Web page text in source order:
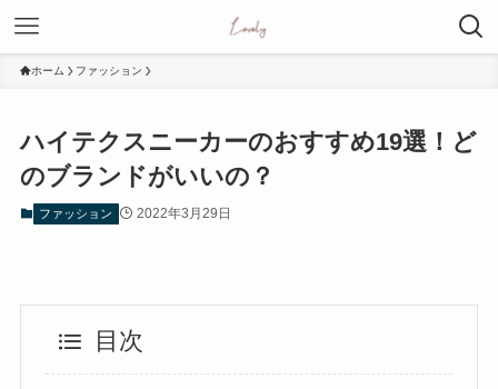
ホーム ファッション
ハイテクスニーカーのおすすめ19選！ど
のブランドがいいの？
ファッション 2022年3月29日
目次